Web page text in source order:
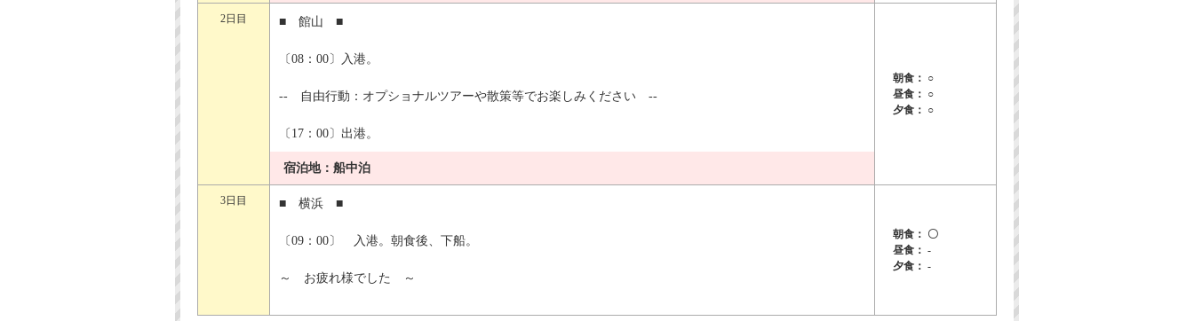
2日目 ■ 館山 ■
〔08：00〕入港。
-- 自由行動：オプショナルツアーや散策等でお楽しみください --
〔17：00〕出港。
宿泊地：船中泊
朝食： ○
昼食： ○
夕食： ○
3日目 ■ 横浜 ■
〔09：00〕 入港。朝食後、下船。
～ お疲れ様でした ～
朝食： 〇
昼食： -
夕食： -